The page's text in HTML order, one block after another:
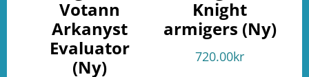
Votann
Arkanyst
Evaluator
(Ny)
Knight
armigers (Ny)
720.00kr